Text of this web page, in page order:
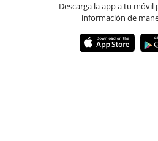
Descarga la app a tu móvil
información de